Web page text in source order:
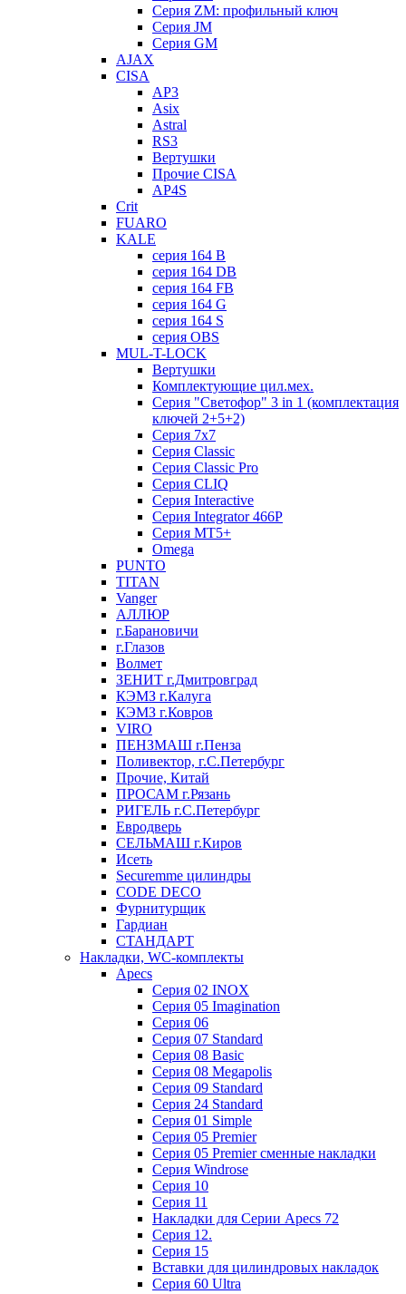
Серия ZM: профильный ключ
Серия JM
Серия GM
AJAX
CISA
AP3
Asix
Astral
RS3
Вертушки
Прочие CISA
AP4S
Crit
FUARO
KALE
серия 164 B
серия 164 DB
серия 164 FB
серия 164 G
серия 164 S
серия OBS
MUL-T-LOCK
Вертушки
Комплектующие цил.мех.
Серия "Светофор" 3 in 1 (комплектация
ключей 2+5+2)
Серия 7х7
Серия Classic
Серия Classic Pro
Серия CLIQ
Серия Interactive
Серия Integrator 466P
Серия MT5+
Omega
PUNTO
TITAN
Vanger
АЛЛЮР
г.Барановичи
г.Глазов
Волмет
ЗЕНИТ г.Дмитровград
КЭМЗ г.Калуга
КЭМЗ г.Ковров
VIRO
ПЕНЗМАШ г.Пенза
Поливектор, г.С.Петербург
Прочие, Китай
ПРОСАМ г.Рязань
РИГЕЛЬ г.С.Петербург
Евродверь
СЕЛЬМАШ г.Киров
Исеть
Securemme цилиндры
CODE DECO
Фурнитурщик
Гардиан
СТАНДАРТ
Накладки, WC-комплекты
Apecs
Cерия 02 INOX
Cерия 05 Imagination
Cерия 06
Cерия 07 Standard
Cерия 08 Basic
Cерия 08 Megapolis
Cерия 09 Standard
Cерия 24 Standard
Серия 01 Simple
Серия 05 Premier
Серия 05 Premier сменные накладки
Cерия Windrose
Серия 10
Серия 11
Накладки для Серии Apecs 72
Серия 12.
Серия 15
Вставки для цилиндровых накладок
Серия 60 Ultra